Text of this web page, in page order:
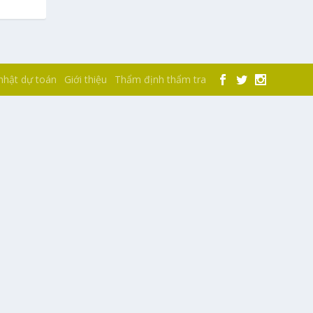
dự toán Giới thiệu Thẩm định thẩm tra